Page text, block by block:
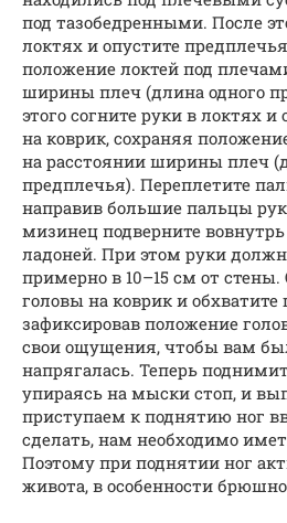
под тазобедренными. После
локтях и опустите
положение локтей под
ширины плеч (длина одного
этого согните руки в локтях
на коврик, сохраняя
на расстоянии ширины плеч
предплечья). Переплетите
направив большие пальцы
мизинец подверните
ладоней. При этом руки
примерно в 10–15 см от
головы на коврик и обхватите
зафиксировав положение
свои ощущения, чтобы вам
напрягалась. Теперь
упираясь на мыски стоп, и
приступаем к поднятию ног
сделать, нам необходимо
Поэтому при поднятии ног
живота, в особенности